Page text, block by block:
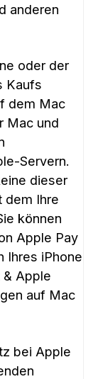
anderen
oder der
Kaufs
dem Mac
Mac und
Servern.
dieser
dem Ihre
können
Apple Pay
Ihres iPhone
& Apple
auf Mac
bei Apple